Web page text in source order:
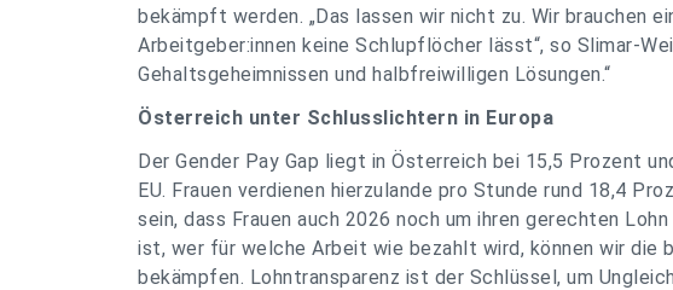
bekämpft werden. „Das lassen wir nicht zu. Wir brauchen
Arbeitgeber:innen keine Schlupflöcher lässt“, so Slimar-
Gehaltsgeheimnissen und halbfreiwilligen Lösungen.“
Österreich unter Schlusslichtern in Europa
Der Gender Pay Gap liegt in Österreich bei 15,5 Prozent
EU. Frauen verdienen hierzulande pro Stunde rund 18,4
sein, dass Frauen auch 2026 noch um ihren gerechten
ist, wer für welche Arbeit wie bezahlt wird, können wir die
bekämpfen. Lohntransparenz ist der Schlüssel, um